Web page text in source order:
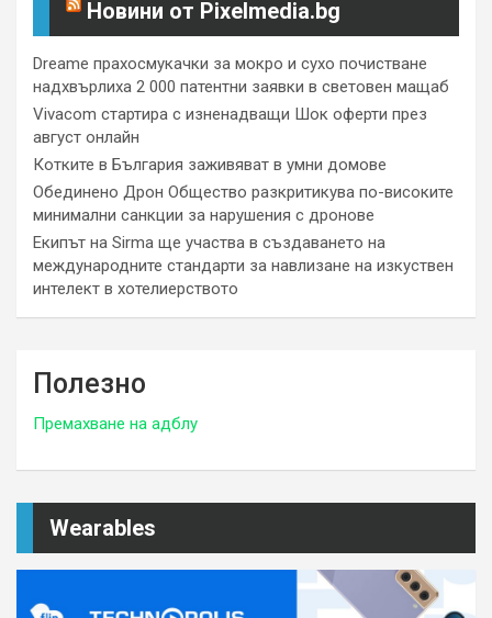
Новини от Pixelmedia.bg
Dreame прахосмукачки за мокро и сухо почистване
надхвърлиха 2 000 патентни заявки в световен мащаб
Vivacom стартира с изненадващи Шок оферти през
август онлайн
Котките в България заживяват в умни домове
Обединено Дрон Общество разкритикува по-високите
минимални санкции за нарушения с дронове
Екипът на Sirma ще участва в създаването на
международните стандарти за навлизане на изкуствен
интелект в хотелиерството
Полезно
Премахване на адблу
Wearables